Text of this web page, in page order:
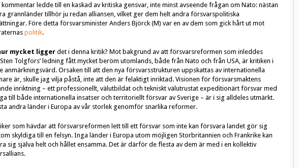
kommentar ledde till en kaskad av kritiska gensvar, inte minst avseende frågan om Nato: nästan
grannländer tillhör ju redan alliansen, vilket ger dem helt andra försvarspolitiska
Före detta försvarsminister Anders Björck (M) var en av dem som gick hårt ut mot
politik.
mycket ligger det i denna kritik? Mot bakgrund av att försvarsreformen som inleddes
Tolgfors’ ledning fått mycket beröm utomlands, både från Nato och från USA, är kritiken i
anmärkningsvärd. Orsaken till att den nya försvarsstrukturen uppskattas av internationella
är, skulle jag vilja påstå, inte att den är felaktigt inriktad. Visionen för försvarsmaktens
inriktning – ett professionellt, välutbildat och tekniskt välutrustat expeditionärt försvar med
till både internationella insatser och territoriellt försvar av Sverige – är i sig alldeles utmärkt.
andra länder i Europa av vår storlek genomför snarlika reformer.
som hävdar att försvarsreformen lett till ett försvar som inte kan försvara landet gör sig
skyldiga till en felsyn. Inga länder i Europa utom möjligen Storbritannien och Frankrike kan
sig själva helt och hållet ensamma. Det är därför de flesta av dem är med i en kollektiv